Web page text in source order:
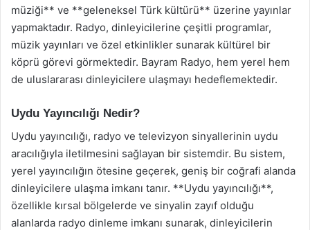
müziği** ve **geleneksel Türk kültürü** üzerine yayınlar
yapmaktadır. Radyo, dinleyicilerine çeşitli programlar,
müzik yayınları ve özel etkinlikler sunarak kültürel bir
köprü görevi görmektedir. Bayram Radyo, hem yerel hem
de uluslararası dinleyicilere ulaşmayı hedeflemektedir.
Uydu Yayıncılığı Nedir?
Uydu yayıncılığı, radyo ve televizyon sinyallerinin uydu
aracılığıyla iletilmesini sağlayan bir sistemdir. Bu sistem,
yerel yayıncılığın ötesine geçerek, geniş bir coğrafi alanda
dinleyicilere ulaşma imkanı tanır. **Uydu yayıncılığı**,
özellikle kırsal bölgelerde ve sinyalin zayıf olduğu
alanlarda radyo dinleme imkanı sunarak, dinleyicilerin